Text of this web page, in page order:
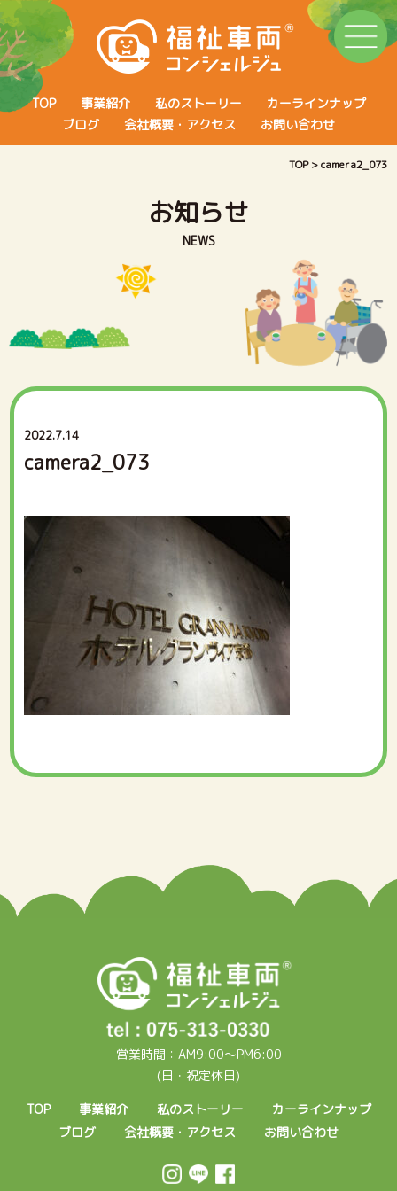
TOP 事業紹介 私のストーリー
カーラインナップ
ブログ
会社概要・アクセス お問い合わせ
TOP>camera2_073
お知らせ
NEWS
2022.7.14
camera2_073
営業時間：AM9:00～PM6:00
(日・祝定休日)
TOP
事業紹介 私のストーリー
カーラインナップ
ブログ
会社概要・アクセス お問い合わせ